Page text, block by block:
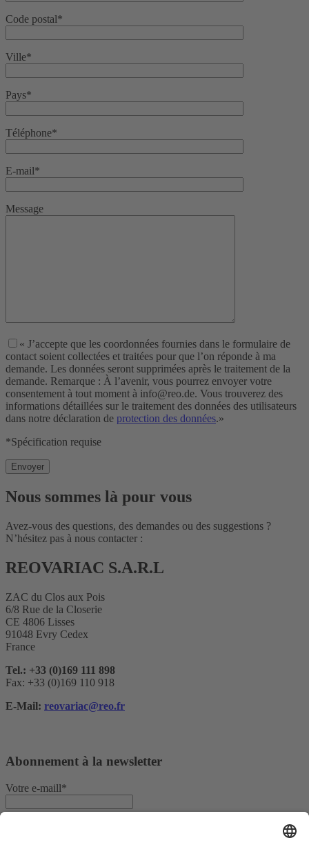
Code postal*
Ville*
Pays*
Téléphone*
E-mail*
Message
« J’accepte que les coordonnées fournies dans le formulaire de
contact soient collectées et traitées pour que l’on réponde à ma
demande. Les données seront supprimées après le traitement de la
demande. Remarque : À l’avenir, vous pourrez envoyer votre
consentement à tout moment à info@reo.de. Vous trouverez des
informations détaillées sur le traitement des données des utilisateurs
dans notre déclaration de protection des données.»
*Spécification requise
Nous sommes là pour vous
Avez-vous des questions, des demandes ou des suggestions ?
N’hésitez pas à nous contacter :
REOVARIAC S.A.R.L
ZAC du Clos aux Pois
6/8 Rue de la Closerie
CE 4806 Lisses
91048 Evry Cedex
France
Tel.: +33 (0)169 111 898
Fax: +33 (0)169 110 918
E-Mail: reovariac@reo.fr
Abonnement à la newsletter
Votre e-maill*
Oui, je confirme que je souhaite recevoir la newsletter de REO